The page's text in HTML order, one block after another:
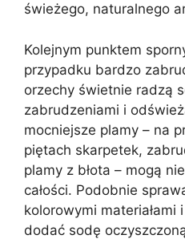
świeżego, naturalnego
Kolejnym punktem
przypadku bardzo
orzechy świetnie radzą
zabrudzeniami i
mocniejsze plamy – na
piętach skarpetek,
plamy z błota – mogą
całości. Podobnie
kolorowymi
dodać sodę